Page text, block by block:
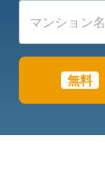
無料